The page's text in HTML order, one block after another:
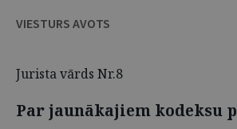
VIESTURS AVOTS
Jurista vārds Nr.8
Par jaunākajiem kodeksu